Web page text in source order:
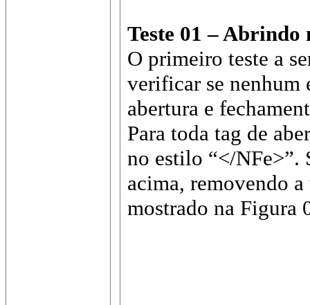
Teste 01 – Abrindo
O primeiro teste a
verificar se nenhum
abertura e
Para toda tag de
no estilo “</NFe>”.
acima, removendo
mostrado na Figura